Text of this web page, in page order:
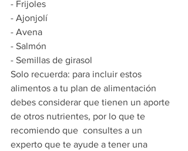
- Frijoles
- Ajonjolí
- Avena
- Salmón
- Semillas de girasol
Solo recuerda: para incluir estos
alimentos a tu plan de alimentación
debes considerar que tienen un aporte
de otros nutrientes, por lo que te
recomiendo que  consultes a un
experto que te ayude a tener una